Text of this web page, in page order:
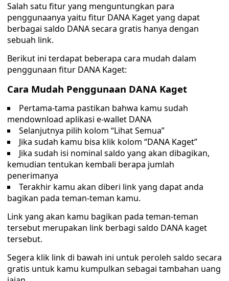
Salah satu fitur yang menguntungkan para
penggunaanya yaitu fitur DANA Kaget yang dapat
berbagai saldo DANA secara gratis hanya dengan
sebuah link.
Berikut ini terdapat beberapa cara mudah dalam
penggunaan fitur DANA Kaget:
Cara Mudah Penggunaan DANA Kaget
Pertama-tama pastikan bahwa kamu sudah
mendownload aplikasi e-wallet DANA
Selanjutnya pilih kolom “Lihat Semua”
Jika sudah kamu bisa klik kolom “DANA Kaget”
Jika sudah isi nominal saldo yang akan dibagikan,
kemudian tentukan kembali berapa jumlah
penerimanya
Terakhir kamu akan diberi link yang dapat anda
bagikan pada teman-teman kamu.
Link yang akan kamu bagikan pada teman-teman
tersebut merupakan link berbagi saldo DANA kaget
tersebut.
Segera klik link di bawah ini untuk peroleh saldo secara
gratis untuk kamu kumpulkan sebagai tambahan uang